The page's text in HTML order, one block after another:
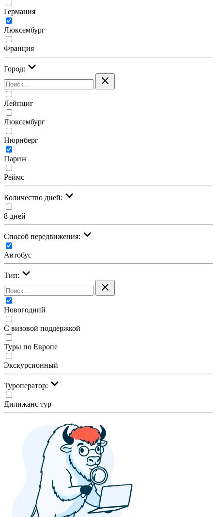
Германия
Люксембург
Франция
Город:
Лейпциг
Люксембург
Нюрнберг
Париж
Реймс
Количество дней:
8 дней
Cпособ передвижения:
Автобус
Тип:
Новогодний
С визовой поддержкой
Туры по Европе
Экскурсионный
Туроператор:
Дилижанс тур